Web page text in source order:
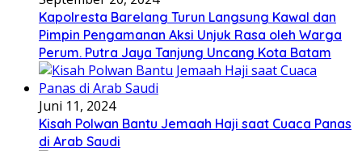
Kapolresta Barelang Turun Langsung Kawal dan
Pimpin Pengamanan Aksi Unjuk Rasa oleh Warga
Perum. Putra Jaya Tanjung Uncang Kota Batam
Juni 11, 2024
Kisah Polwan Bantu Jemaah Haji saat Cuaca Panas
di Arab Saudi